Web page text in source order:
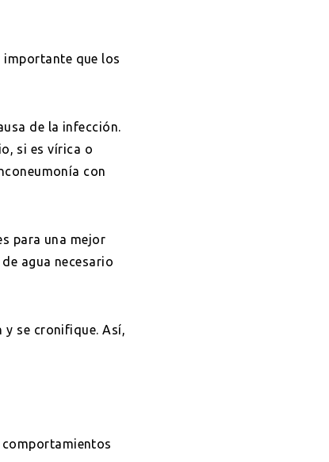
importante que los
de la infección.
si es vírica o
con
para una mejor
agua necesario
y se cronifique. Así,